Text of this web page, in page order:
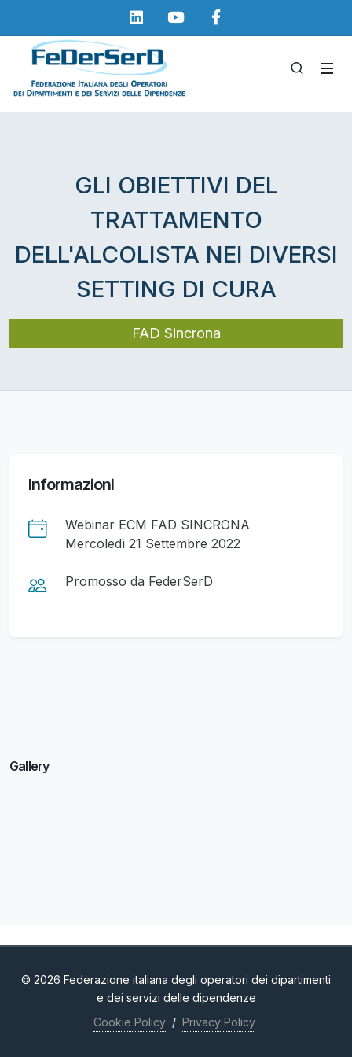
Linkedin Youtube
GLI OBIETTIVI DEL
TRATTAMENTO
DELL'ALCOLISTA NEI DIVERSI
SETTING DI CURA
FAD Sincrona
Informazioni
Webinar ECM FAD SINCRONA
Mercoledì 21 Settembre 2022
Promosso da FederSerD
Gallery
© 2026 Federazione italiana degli operatori dei dipartimenti
e dei servizi delle dipendenze
Cookie Policy / Privacy Policy